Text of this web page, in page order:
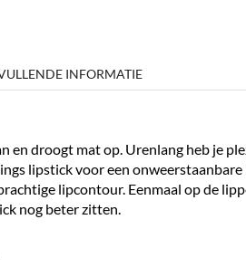
INFORMATIE
en droogt mat op. Urenlang heb je
lipstick voor een onweerstaanbare
lipcontour. Eenmaal op de
nog beter zitten.